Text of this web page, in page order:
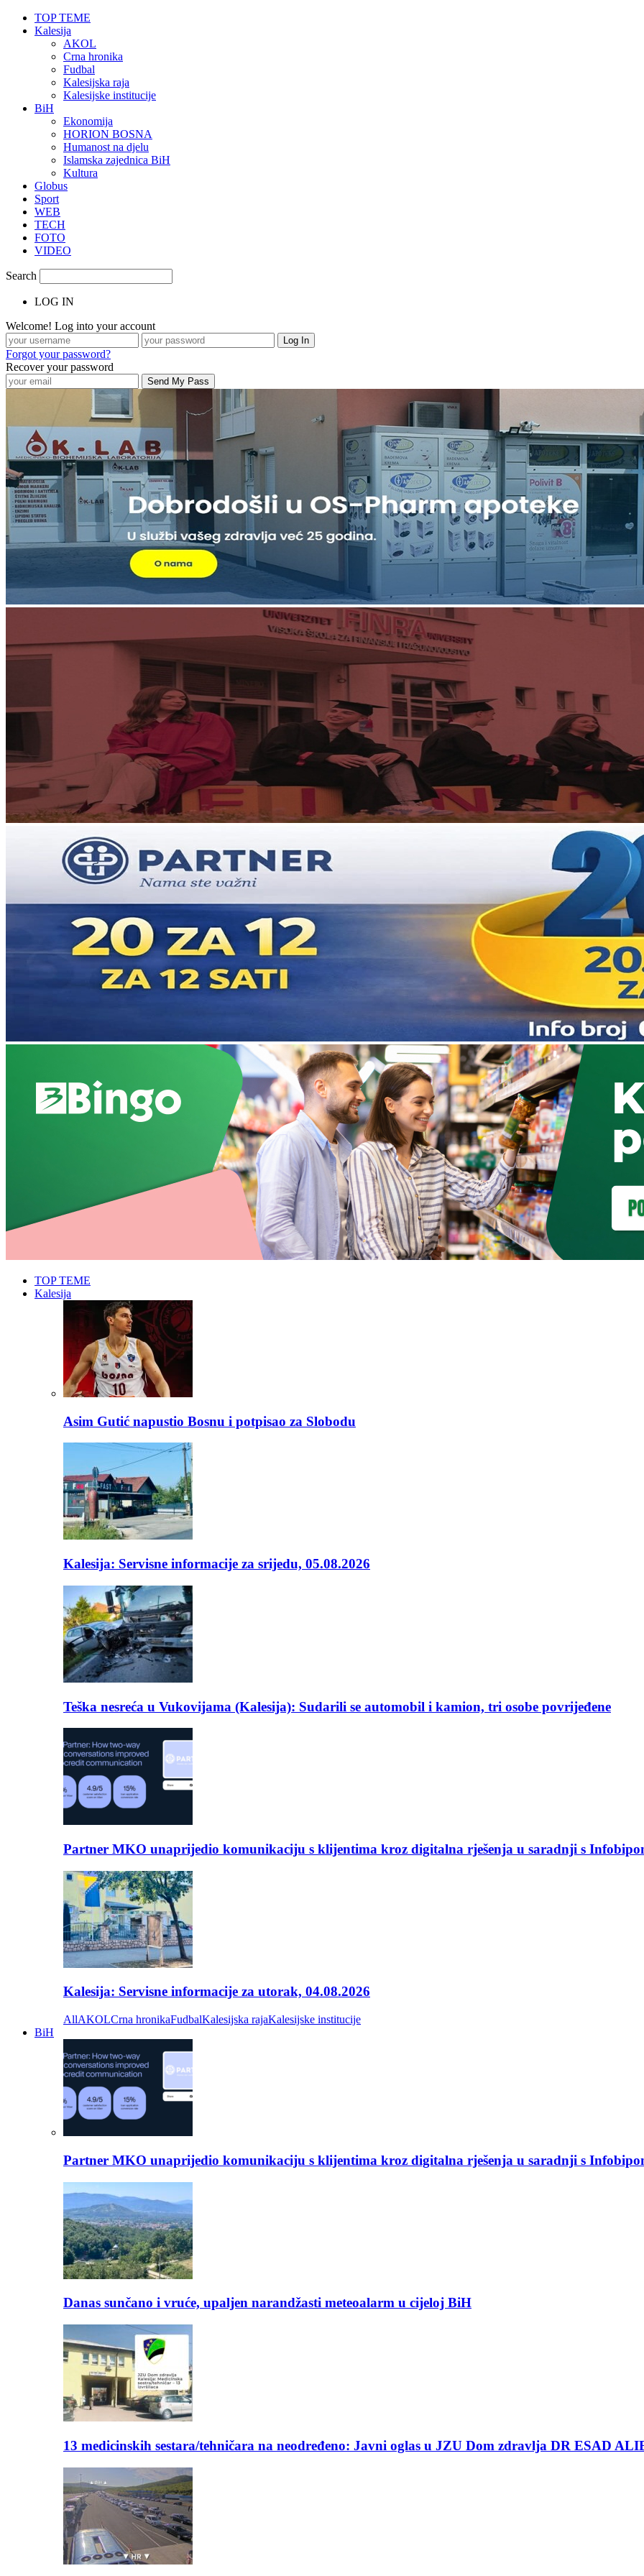
TOP TEME
Kalesija
AKOL
Crna hronika
Fudbal
Kalesijska raja
Kalesijske institucije
BiH
Ekonomija
HORION BOSNA
Humanost na djelu
Islamska zajednica BiH
Kultura
Globus
Sport
WEB
TECH
FOTO
VIDEO
Search
LOG IN
Welcome! Log into your account
Forgot your password?
Recover your password
TOP TEME
Kalesija
Asim Gutić napustio Bosnu i potpisao za Slobodu
Kalesija: Servisne informacije za srijedu, 05.08.2026
Teška nesreća u Vukovijama (Kalesija): Sudarili se automobil i kamion, tri osobe povrijeđene
Partner MKO unaprijedio komunikaciju s klijentima kroz digitalna rješenja u saradnji s
Kalesija: Servisne informacije za utorak, 04.08.2026
AllAKOLCrna hronikaFudbalKalesijska rajaKalesijske institucije
BiH
Partner MKO unaprijedio komunikaciju s klijentima kroz digitalna rješenja u saradnji s
Danas sunčano i vruće, upaljen narandžasti meteoalarm u cijeloj BiH
13 medicinskih sestara/tehničara na neodređeno: Javni oglas u JZU Dom zdravlja DR ESAD